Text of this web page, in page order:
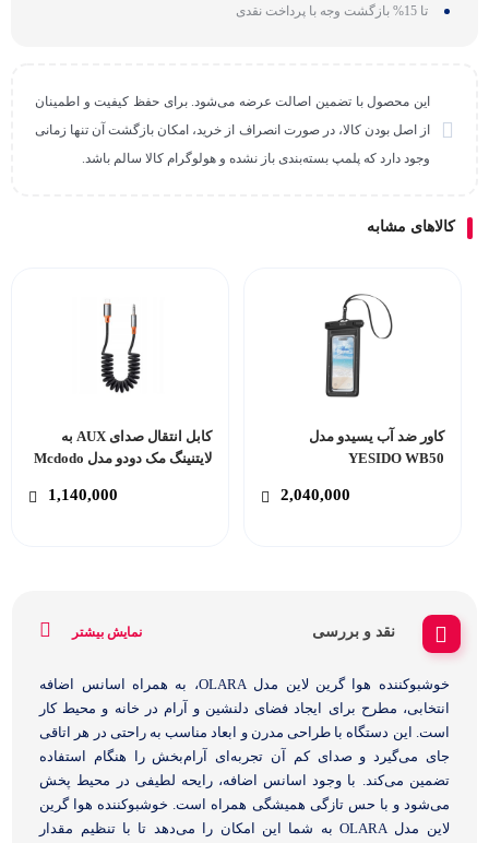
تا 15% بازگشت وجه با پرداخت نقدی
این محصول با تضمین اصالت عرضه می‌شود. برای حفظ کیفیت و اطمینان
از اصل بودن کالا، در صورت انصراف از خرید، امکان بازگشت آن تنها زمانی
وجود دارد که پلمپ بسته‌بندی باز نشده و هولوگرام کالا سالم باشد.
کالاهای مشابه
کاور ضد آب یسیدو مدل
YESIDO WB50
2,040,000
کابل انتقال صدای AUX به
لایتنینگ مک دودو مدل Mcdodo
1,140,000
نقد و بررسی نمایش بیشتر
خوشبوکننده هوا گرین لاین مدل OLARA، به همراه اسانس اضافه
انتخابی، مطرح برای ایجاد فضای دلنشین و آرام در خانه و محیط کار
است. این دستگاه با طراحی مدرن و ابعاد مناسب به راحتی در هر اتاقی
جای می‌گیرد و صدای کم آن تجربه‌ای آرام‌بخش را هنگام استفاده
تضمین می‌کند. با وجود اسانس اضافه، رایحه لطیفی در محیط پخش
می‌شود و با حس تازگی همیشگی همراه است. خوشبوکننده هوا گرین
لاین مدل OLARA به شما این امکان را می‌دهد تا با تنظیم مقدار